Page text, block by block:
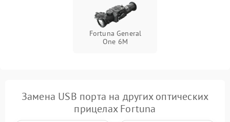
Fortuna General
One 6M
Замена USB порта на других оптических
прицелах Fortuna